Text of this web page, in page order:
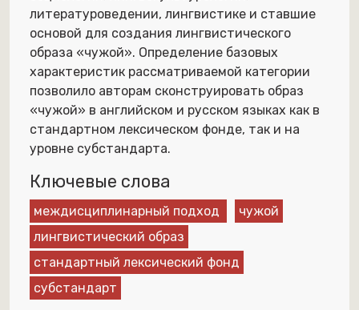
литературоведении, лингвистике и ставшие
основой для создания лингвистического
образа «чужой». Определение базовых
характеристик рассматриваемой категории
позволило авторам сконструировать образ
«чужой» в английском и русском языках как в
стандартном лексическом фонде, так и на
уровне субстандарта.
Ключевые слова
междисциплинарный подход
чужой
лингвистический образ
стандартный лексический фонд
субстандарт